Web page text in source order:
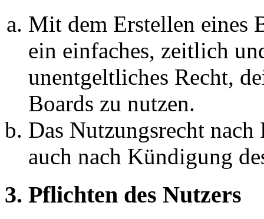
Mit dem Erstellen eines
ein einfaches, zeitlich
unentgeltliches Recht,
Boards zu nutzen.
Das Nutzungsrecht
auch nach Kündigung
3. Pflichten des Nutzers